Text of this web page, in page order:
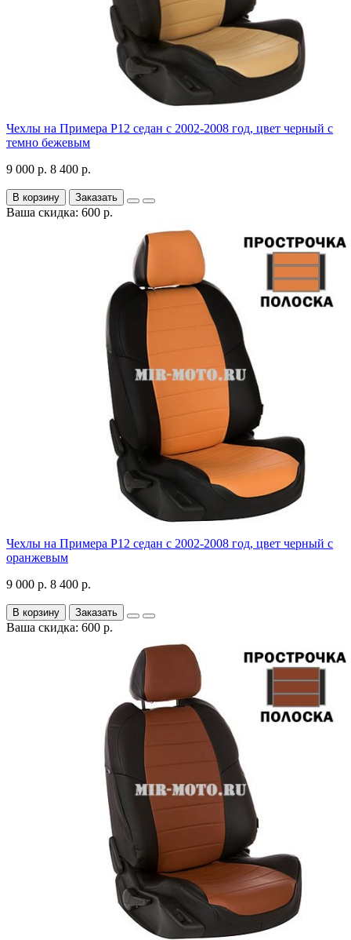
Чехлы на Примера P12 седан с 2002-2008 год, цвет черный с
темно бежевым
9 000 р. 8 400 р.
В корзину Заказать
Ваша скидка: 600 р.
Чехлы на Примера P12 седан с 2002-2008 год, цвет черный с
оранжевым
9 000 р. 8 400 р.
В корзину Заказать
Ваша скидка: 600 р.